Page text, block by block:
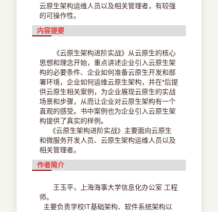
云原生架构运维人员以及相关管理者，有较强
的可操作性。
内容提要
《云原生架构进阶实战》从云原生的核心
思想和理念开始，重点讲述企业引入云原生架
构的必要条件、企业如何准备云原生开发和部
署环境，企业如何运维云原生架构，并在*后提
供云原生相关案例，为企业展现云原生的实战
场景和步骤，从而让企业对云原生架构有一个
直观的感受。书中案例也为企业引入云原生架
构提供了真实的样例。
《云原生架构进阶实战》主要面向云原生
和微服务开发人员、云原生架构运维人员以及
相关管理者。
作者简介
王玉平，上海海事大学信息化办公室 工程
师。
主要负责学校IT基础架构、软件系统架构以